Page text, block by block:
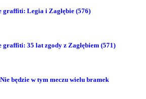
graffiti: Legia i Zagłębie (576)
graffiti: 35 lat zgody z Zagłębiem (571)
będzie w tym meczu wielu bramek